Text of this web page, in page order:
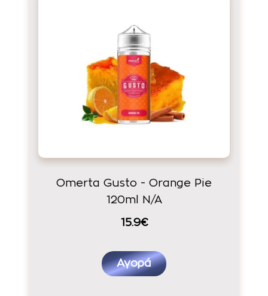
Omerta Gusto - Orange Pie
120ml N/A
15.9€
Αγορά